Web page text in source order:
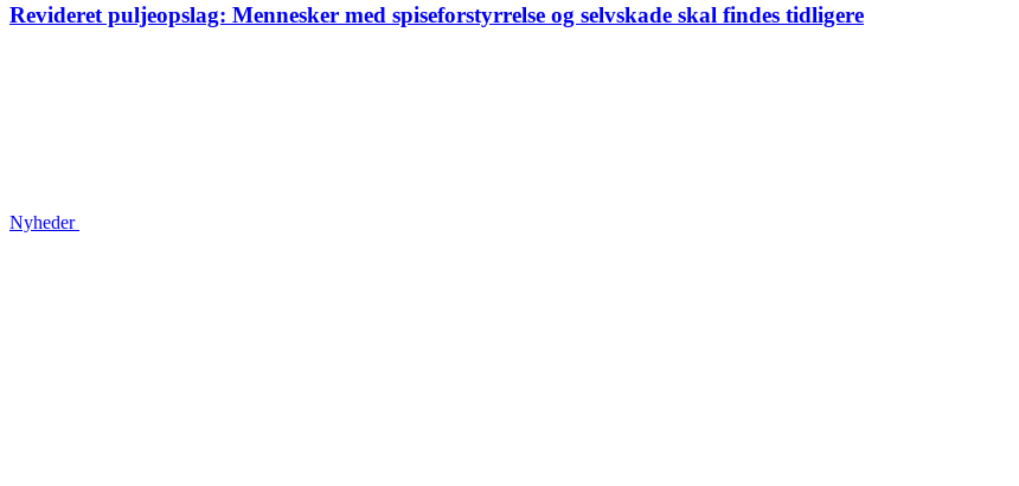
Revideret puljeopslag: Mennesker med spise­forstyrrelse og selvskade skal findes tidligere
Nyheder